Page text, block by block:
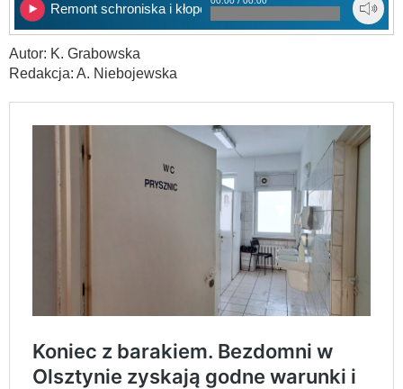
Remont schroniska i kłopoty lokatorów
Autor: K. Grabowska
Redakcja: A. Niebojewska